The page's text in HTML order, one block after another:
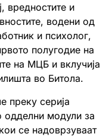
вредностите и
водени од
и психолог,
полугодие на
на МЦБ и вклучија
во Битола.
преку серија
одделни модули за
се надоврзуваат